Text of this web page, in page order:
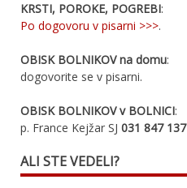
KRSTI, POROKE, POGREBI:
Po dogovoru v pisarni >>>.
OBISK BOLNIKOV na domu:
dogovorite se v pisarni.
OBISK BOLNIKOV v BOLNICI:
p. France Kejžar SJ 031 847 137
ALI STE VEDELI?